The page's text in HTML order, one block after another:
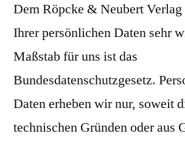
Dem Röpcke & Neubert Verlag
Ihrer persönlichen Daten sehr
Maßstab für uns ist das
Bundesdatenschutzgesetz.
Daten erheben wir nur, soweit
technischen Gründen oder aus